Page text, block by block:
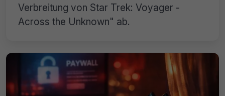
Verbreitung von Star Trek: Voyager -
Across the Unknown" ab.